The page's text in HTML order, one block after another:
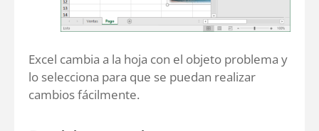
Excel cambia a la hoja con el objeto problema y
lo selecciona para que se puedan realizar
cambios fácilmente.